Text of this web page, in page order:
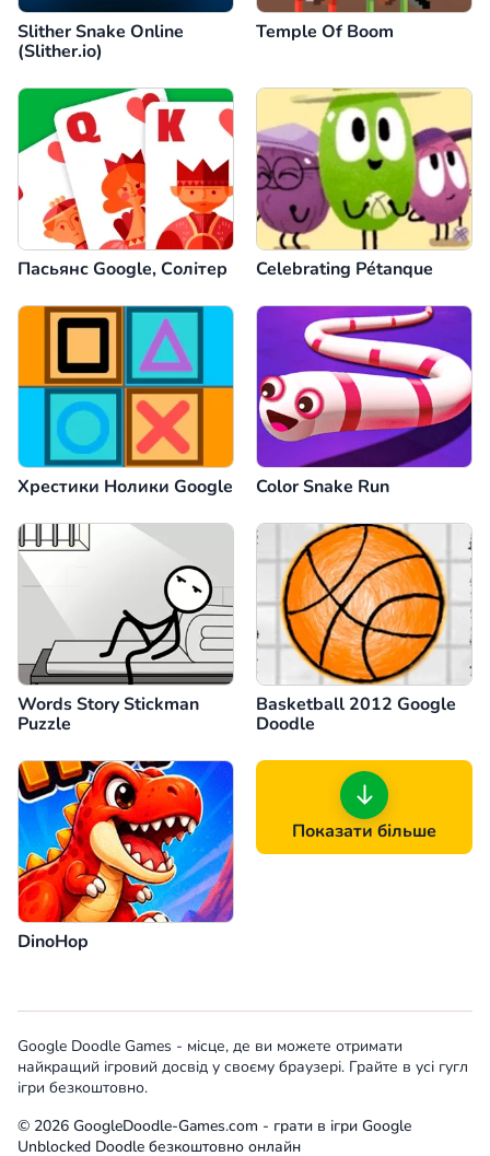
Slither Snake Online
(Slither.io)
Temple Of Boom
Пасьянс Google, Солітер Celebrating Pétanque
Хрестики Нолики Google Color Snake Run
Words Story Stickman
Puzzle
Basketball 2012 Google
Doodle
DinoHop
Показати більше
Google Doodle Games - місце, де ви можете отримати
найкращий ігровий досвід у своєму браузері. Грайте в усі гугл
ігри безкоштовно.
© 2026 GoogleDoodle-Games.com - грати в ігри Google
Unblocked Doodle безкоштовно онлайн